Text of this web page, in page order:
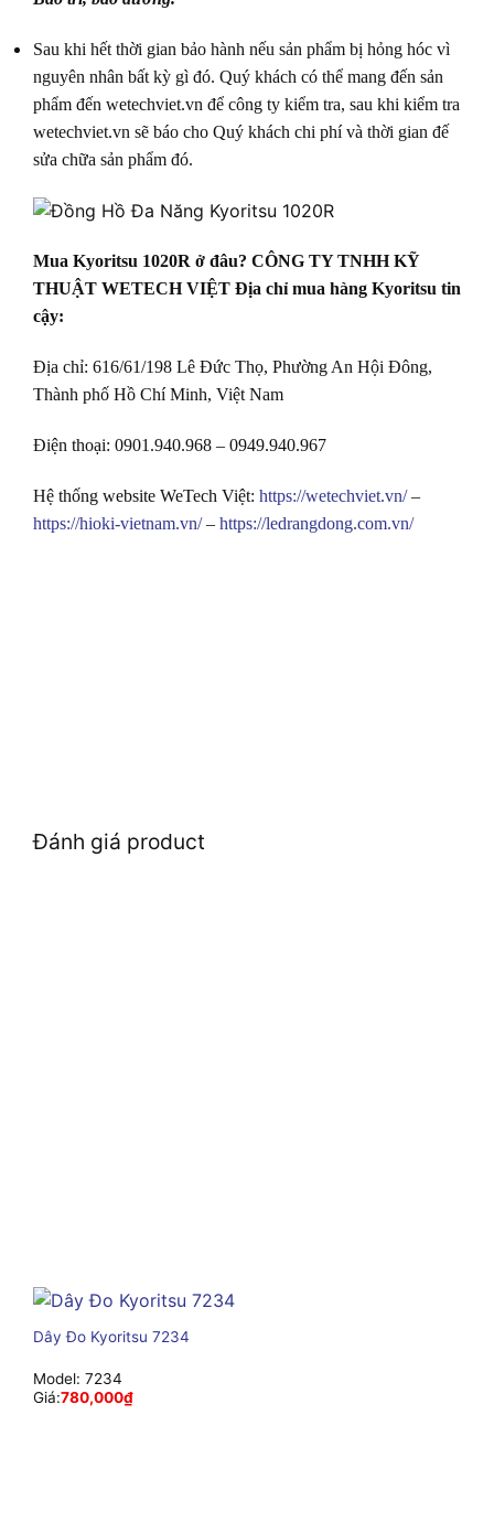
Sau khi hết thời gian bảo hành nếu sản phẩm bị hỏng hóc vì
nguyên nhân bất kỳ gì đó. Quý khách có thể mang đến sản
phẩm đến wetechviet.vn để công ty kiểm tra, sau khi kiểm tra
wetechviet.vn sẽ báo cho Quý khách chi phí và thời gian đế
sửa chữa sản phẩm đó.
Mua Kyoritsu 1020R ở đâu? CÔNG TY TNHH KỸ
THUẬT WETECH VIỆT Địa chỉ mua hàng Kyoritsu tin
cậy:
Địa chỉ: 616/61/198 Lê Đức Thọ, Phường An Hội Đông,
Thành phố Hồ Chí Minh, Việt Nam
Điện thoại: 0901.940.968 – 0949.940.967
Hệ thống website WeTech Việt: https://wetechviet.vn/–
https://hioki-vietnam.vn/– https://ledrangdong.com.vn/
Đánh giá product
Dây Đo Kyoritsu 7234
Model: 7234
Giá:780,000₫